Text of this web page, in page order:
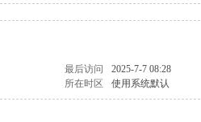
最后访问
2025-7-7 08:28
所在时区 使用系统默认